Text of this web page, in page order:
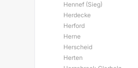
Hennef (Sieg)
Herdecke
Herford
Herne
Herscheid
Herten